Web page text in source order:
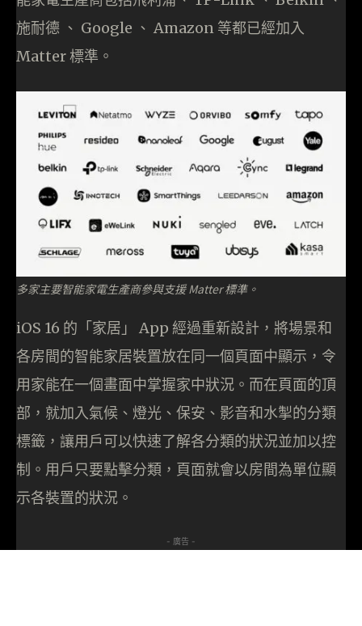
施耐德 、 Google 、 Amazon 等都已經加入
Matter 標準。
多家主要智能家電生產商參與支援 Matter 標準。
iOS 16 的「家居」 App 經過重新設計，將場景和
各房間的智能家居裝置放在同一個頁面中顯示，令
用家能在一個畫面中掌握家中狀況。而在頁面的頂
部，就加入氣候、燈光、保安、影音和水掣的分類
標籤，讓用戶可以快速了解各分類的狀況並加以控
制。用戶只要點擊分類，頁面就會以房間為單位顯
示各裝置的狀況。
- 廣告 -